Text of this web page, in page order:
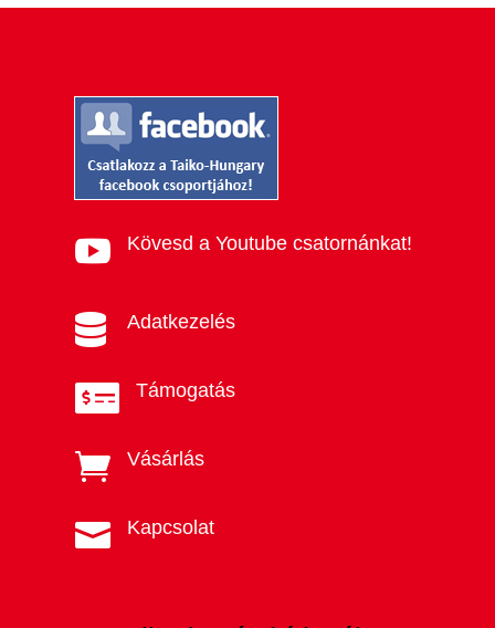
 Kövesd a Youtube csatornánkat!
 Adatkezelés
 Támogatás
 Vásárlás
 Kapcsolat